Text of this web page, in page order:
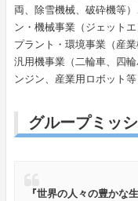
両、除雪機械、破砕機等
ン・機械事業（ジェット
プラント・環境事業（産
汎用機事業（二輪車、四
ンジン、産業用ロボット
グループミッ
『世界の人々の豊かな